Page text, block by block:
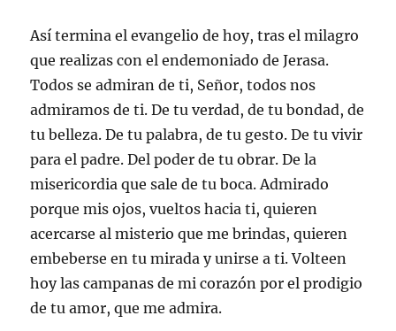
Así termina el evangelio de hoy, tras el milagro
que realizas con el endemoniado de Jerasa.
Todos se admiran de ti, Señor, todos nos
admiramos de ti. De tu verdad, de tu bondad, de
tu belleza. De tu palabra, de tu gesto. De tu vivir
para el padre. Del poder de tu obrar. De la
misericordia que sale de tu boca. Admirado
porque mis ojos, vueltos hacia ti, quieren
acercarse al misterio que me brindas, quieren
embeberse en tu mirada y unirse a ti. Volteen
hoy las campanas de mi corazón por el prodigio
de tu amor, que me admira.